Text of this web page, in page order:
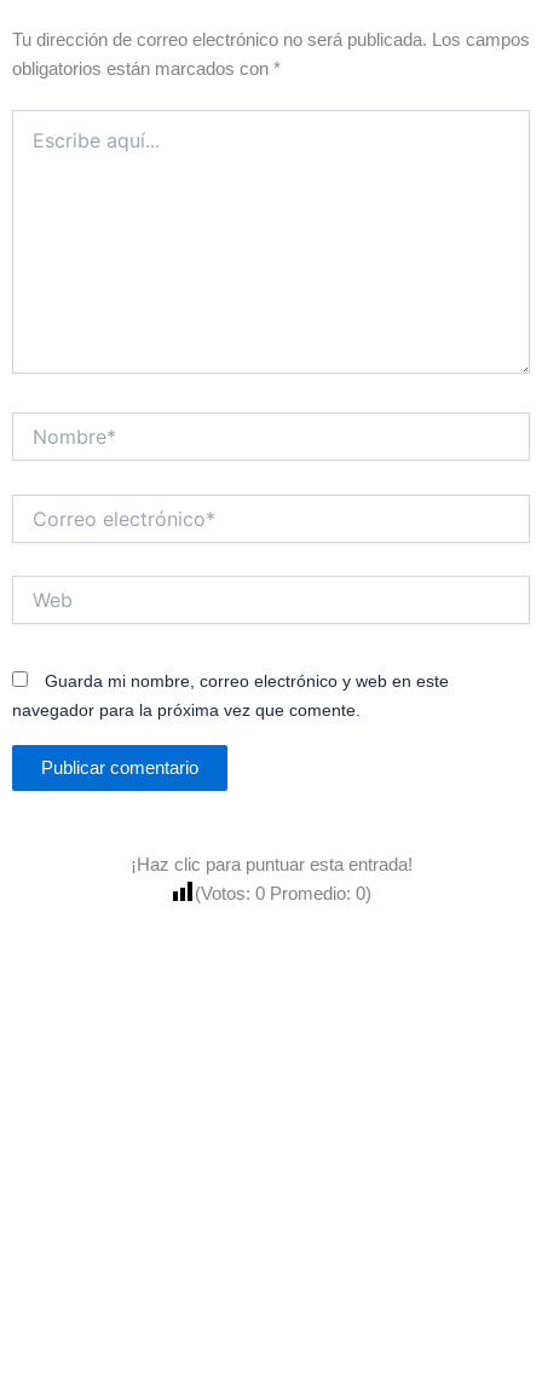
Tu dirección de correo electrónico no será publicada. Los campos
obligatorios están marcados con *
aquí...
electrónico*
Guarda mi nombre, correo electrónico y web en este
navegador para la próxima vez que comente.
¡Haz clic para puntuar esta entrada!
(Votos: 0 Promedio: 0)